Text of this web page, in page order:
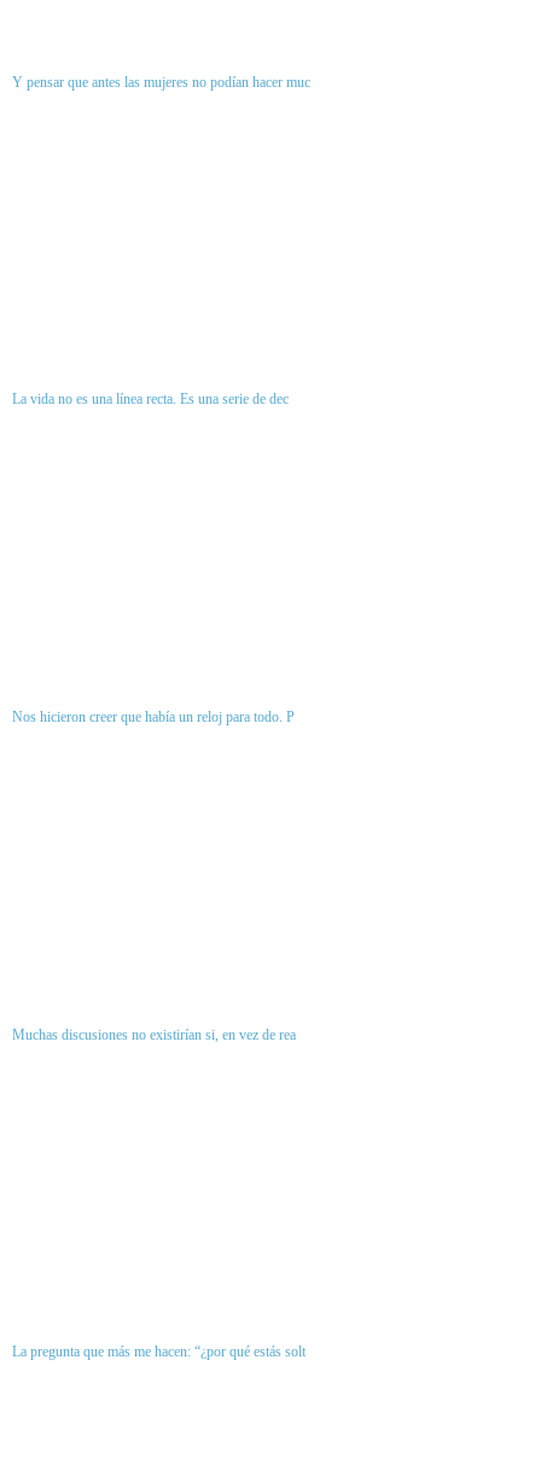
Y pensar que antes las mujeres no podían hacer muc
La vida no es una línea recta. Es una serie de dec
Nos hicieron creer que había un reloj para todo. P
Muchas discusiones no existirían si, en vez de rea
La pregunta que más me hacen: “¿por qué estás solt